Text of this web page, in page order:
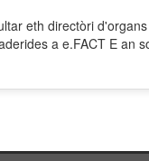
eth directòri
a e.FACT E an